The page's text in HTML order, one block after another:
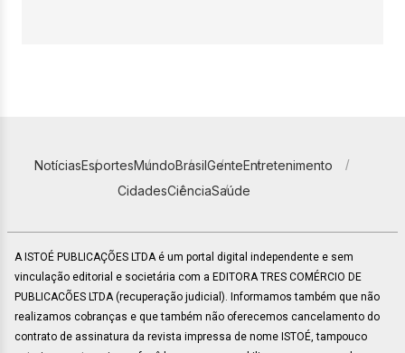
NotíciasEsportesMundoBrasilGenteEntretenimento
CidadesCiênciaSaúde
A ISTOÉ PUBLICAÇÕES LTDA é um portal digital independente e sem
vinculação editorial e societária com a EDITORA TRES COMÉRCIO DE
PUBLICACÕES LTDA (recuperação judicial). Informamos também que não
realizamos cobranças e que também não oferecemos cancelamento do
contrato de assinatura da revista impressa de nome ISTOÉ, tampouco